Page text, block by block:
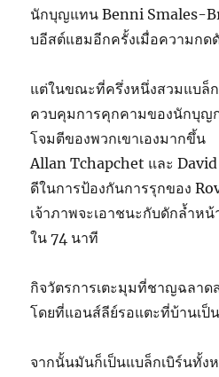
นักบุญแทน Benni Smales-
บอีสต์แฮมอีกครั้งเมื่อความกด
แต่ในขณะที่ครึ่งหนึ่งสวมแบล็ก
ควบคุมการคุกคามของนักบุญ
โจมตีของพวกเขาเองมากขึ้น
Allan Tchapchet และ
ดีในการป้องกันการรุกของ
เจ้าภาพจะเอาชนะกับดักล้ำห
ใน 74 นาที
กิจวัตรการเตะมุมที่ชาญฉลาด
โดยที่แอนส์ลีย์รอแตะที่บ้านเป็
จากนั้นมันก็เป็นแบล็กเบิร์นทั้